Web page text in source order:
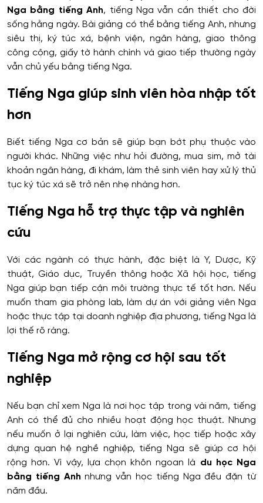
Nga bằng tiếng Anh, tiếng Nga vẫn cần thiết cho đời
sống hằng ngày. Bài giảng có thể bằng tiếng Anh, nhưng
siêu thị, ký túc xá, bệnh viện, ngân hàng, giao thông
công cộng, giấy tờ hành chính và giao tiếp thường ngày
vẫn chủ yếu bằng tiếng Nga.
Tiếng Nga giúp sinh viên hòa nhập tốt
hơn
Biết tiếng Nga cơ bản sẽ giúp bạn bớt phụ thuộc vào
người khác. Những việc như hỏi đường, mua sim, mở tài
khoản ngân hàng, đi khám, làm thẻ sinh viên hay xử lý thủ
tục ký túc xá sẽ trở nên nhẹ nhàng hơn.
Tiếng Nga hỗ trợ thực tập và nghiên
cứu
Với các ngành có thực hành, đặc biệt là Y, Dược, Kỹ
thuật, Giáo dục, Truyền thông hoặc Xã hội học, tiếng
Nga giúp bạn tiếp cận môi trường thực tế tốt hơn. Nếu
muốn tham gia phòng lab, làm dự án với giảng viên Nga
hoặc thực tập tại doanh nghiệp địa phương, tiếng Nga là
lợi thế rõ ràng.
Tiếng Nga mở rộng cơ hội sau tốt
nghiệp
Nếu bạn chỉ xem Nga là nơi học tập trong vài năm, tiếng
Anh có thể đủ cho nhiều hoạt động học thuật. Nhưng
nếu muốn ở lại nghiên cứu, làm việc, học tiếp hoặc xây
dựng quan hệ nghề nghiệp, tiếng Nga sẽ giúp cơ hội
rộng hơn. Vì vậy, lựa chọn khôn ngoan là du học Nga
bằng tiếng Anh nhưng vẫn học tiếng Nga đều đặn từ
năm đầu.